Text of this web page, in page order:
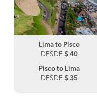
Lima to Pisco
DESDE $ 40
Pisco to Lima
DESDE $ 35